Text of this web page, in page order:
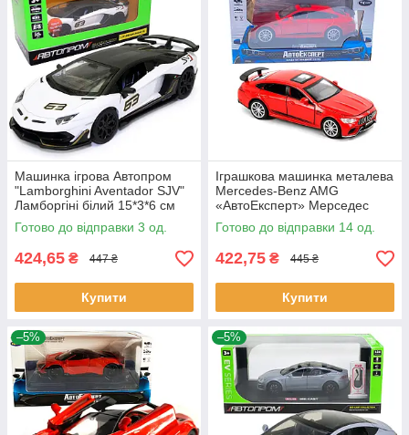
Машинка ігрова Автопром
"Lamborghini Aventador SJV"
Ламборгіні білий 15*3*6 см
(68472)
Готово до відправки 3 од.
424,65 ₴ 447 ₴
Купити
Іграшкова машинка металева
Mercedes-Benz AMG
«АвтоЕксперт» Мерседес
червоний звук світло 15*6*5
см (26902)
Готово до відправки 14 од.
422,75 ₴ 445 ₴
Купити
–5% –5%